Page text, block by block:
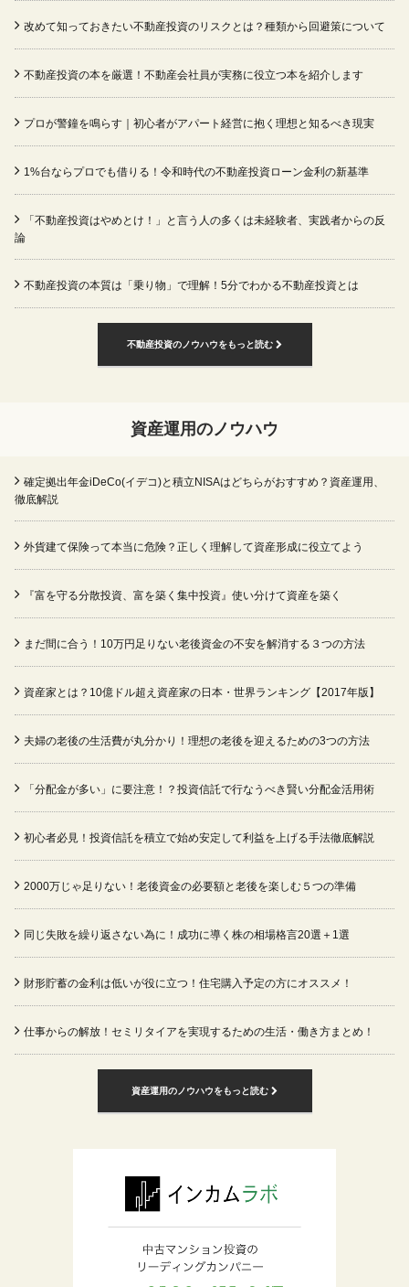
改めて知っておきたい不動産投資のリスクとは？種類から回避策について
不動産投資の本を厳選！不動産会社員が実務に役立つ本を紹介します
プロが警鐘を鳴らす｜初心者がアパート経営に抱く理想と知るべき現実
1%台ならプロでも借りる！令和時代の不動産投資ローン金利の新基準
「不動産投資はやめとけ！」と言う人の多くは未経験者、実践者からの反
論
不動産投資の本質は「乗り物」で理解！5分でわかる不動産投資とは
不動産投資のノウハウをもっと読む
資産運用のノウハウ
確定拠出年金iDeCo(イデコ)と積立NISAはどちらがおすすめ？資産運用、
徹底解説
外貨建て保険って本当に危険？正しく理解して資産形成に役立てよう
『富を守る分散投資、富を築く集中投資』使い分けて資産を築く
まだ間に合う！10万円足りない老後資金の不安を解消する３つの方法
資産家とは？10億ドル超え資産家の日本・世界ランキング【2017年版】
夫婦の老後の生活費が丸分かり！理想の老後を迎えるための3つの方法
「分配金が多い」に要注意！？投資信託で行なうべき賢い分配金活用術
初心者必見！投資信託を積立で始め安定して利益を上げる手法徹底解説
2000万じゃ足りない！老後資金の必要額と老後を楽しむ５つの準備
同じ失敗を繰り返さない為に！成功に導く株の相場格言20選＋1選
財形貯蓄の金利は低いが役に立つ！住宅購入予定の方にオススメ！
仕事からの解放！セミリタイアを実現するための生活・働き方まとめ！
資産運用のノウハウをもっと読む